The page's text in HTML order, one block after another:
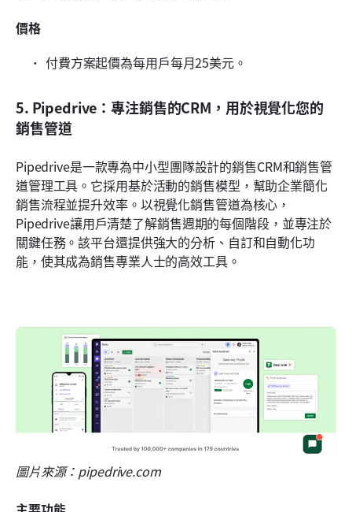
價格
付費方案起價為每用戶每月25美元。
5. Pipedrive：專注銷售的CRM，用於視覺化您的
銷售管道
Pipedrive是一款專為中小型團隊設計的銷售CRM和銷售管
道管理工具。它採用基於活動的銷售模型，幫助企業簡化
銷售流程並提升效率。以視覺化銷售管道為核心，
Pipedrive讓用戶清楚了解銷售週期的每個階段，並專注於
關鍵任務。該平台還提供強大的分析、自訂和自動化功
能，使其成為銷售專業人士的高效工具。
圖片來源：pipedrive.com